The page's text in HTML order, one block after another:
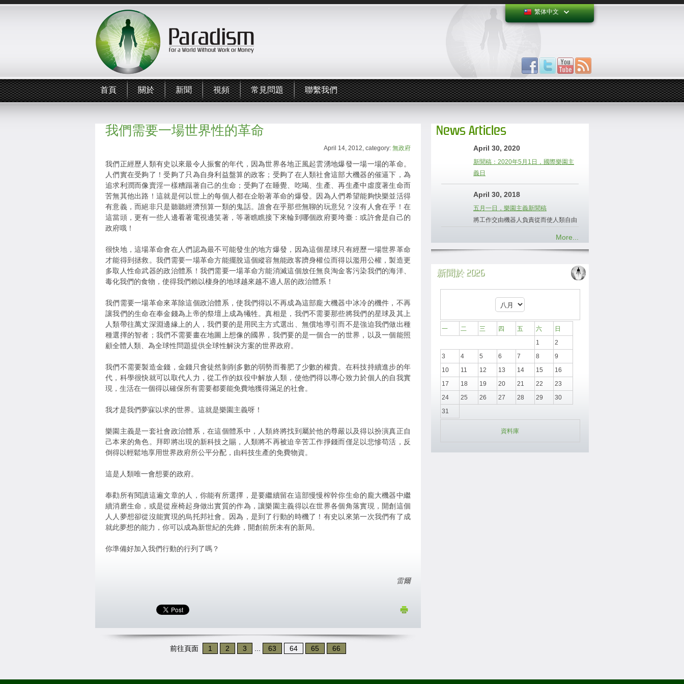
繁体中文
首頁 關於 新聞 視頻 常見問題 聯繫我們
我們需要一場世界性的革命
April 14, 2012, category: 無政府
我們正經歷人類有史以來最令人振奮的年代，因為世界各地正風起雲湧地爆發一場一場的革命。
人們實在受夠了！受夠了只為自身利益盤算的政客；受夠了在人類社會這部大機器的催逼下，為
追求利潤而像賣淫一樣糟蹋著自己的生命；受夠了在睡覺、吃喝、生產、再生產中虛度著生命而
苦無其他出路！這就是何以世上的每個人都在企盼著革命的爆發。因為人們希望能夠快樂並活得
有意義，而絕非只是聽聽經濟預算一類的鬼話。誰會在乎那些無聊的玩意兒？沒有人會在乎！在
這當頭，更有一些人邊看著電視邊笑著，等著瞧瞧接下來輪到哪個政府要垮臺：或許會是自己的
政府哦！
很快地，這場革命會在人們認為最不可能發生的地方爆發，因為這個星球只有經歷一場世界革命
才能得到拯救。我們需要一場革命方能擺脫這個縱容無能政客躋身權位而得以濫用公權，製造更
多取人性命武器的政治體系！我們需要一場革命方能消滅這個放任無良淘金客污染我們的海洋、
毒化我們的食物，使得我們賴以棲身的地球越來越不適人居的政治體系！
我們需要一場革命來革除這個政治體系，使我們得以不再成為這部龐大機器中冰冷的機件，不再
讓我們的生命在奉金錢為上帝的祭壇上成為犧牲。真相是，我們不需要那些將我們的星球及其上
人類帶往萬丈深淵邊緣上的人，我們要的是用民主方式選出、無償地導引而不是強迫我們做出種
種選擇的智者；我們不需要畫在地圖上想像的國界，我們要的是一個合一的世界，以及一個能照
顧全體人類、為全球性問題提供全球性解決方案的世界政府。
我們不需要製造金錢，金錢只會徒然剝削多數的弱勢而養肥了少數的權貴。在科技持續進步的年
代，科學很快就可以取代人力，從工作的奴役中解放人類，使他們得以專心致力於個人的自我實
現，生活在一個得以確保所有需要都要能免費地獲得滿足的社會。
我才是我們夢寐以求的世界。這就是樂園主義呀！
樂園主義是一套社會政治體系，在這個體系中，人類終將找到屬於他的尊嚴以及得以扮演真正自
己本來的角色。拜即將出現的新科技之賜，人類將不再被迫辛苦工作掙錢而僅足以悲慘苟活，反
倒得以輕鬆地享用世界政府所公平分配，由科技生產的免費物資。
這是人類唯一會想要的政府。
奉勸所有閱讀這遍文章的人，你能有所選擇，是要繼續留在這部慢慢榨幹你生命的龐大機器中繼
續消磨生命，或是從座椅起身做出實質的作為，讓樂園主義得以在世界各個角落實現，開創這個
人人夢想卻從沒能實現的烏托邦社會。因為，是到了行動的時機了！有史以來第一次我們有了成
就此夢想的能力，你可以成為新世紀的先鋒，開創前所未有的新局。
你準備好加入我們行動的行列了嗎？
雷爾
前往頁面 1 2 3 63 64 65 66
News Articles
April 30, 2020
新聞稿：2020年5月1日，國際樂園主
義日
April 30, 2018
五月一日，樂園主義新聞稿
將工作交由機器人負責從而使人類自由
More...
新聞於 2026
一 二 三 四 五 六
日
1
2
3
4 5 6 7 8
9
10
11 12 13 14 15
16
17
18 19 20 21 22
23
24
25 26 27 28 29
30
31
資料庫